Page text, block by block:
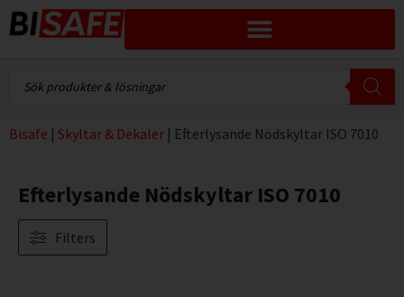
Bisafe | Skyltar & Dekaler | Efterlysande Nödskyltar ISO 7010
Efterlysande Nödskyltar ISO 7010
Filters